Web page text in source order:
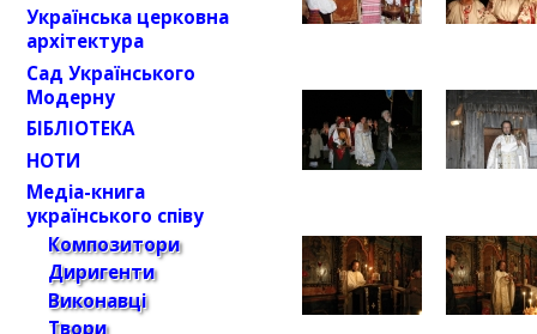
Українська церковна
архітектура
Сад Українського
Модерну
БІБЛІОТЕКА
НОТИ
Медіа-книга
українського співу
Композитори
Диригенти
Виконавці
Твори